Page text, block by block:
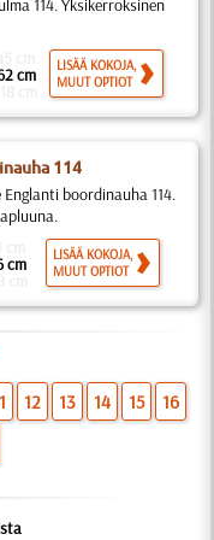
114. Yksikerroksinen
cm
LISÄÄ KOKOJA,
MUUT OPTIOT
114
boordinauha 114.
cm
LISÄÄ KOKOJA,
MUUT OPTIOT
12 13 14 15
16